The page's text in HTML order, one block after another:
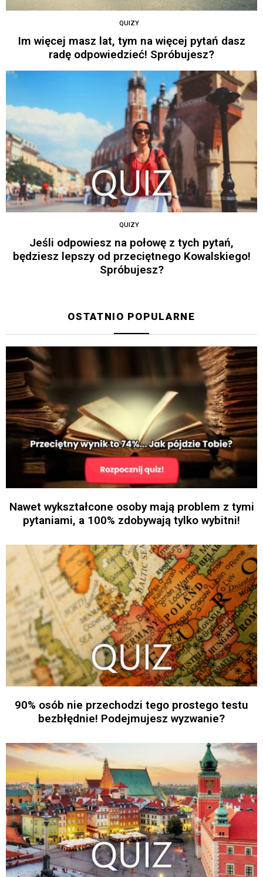
QUIZY
Im więcej masz lat, tym na więcej pytań dasz
radę odpowiedzieć! Spróbujesz?
QUIZY
Jeśli odpowiesz na połowę z tych pytań,
będziesz lepszy od przeciętnego Kowalskiego!
Spróbujesz?
OSTATNIO POPULARNE
Nawet wykształcone osoby mają problem z tymi
pytaniami, a 100% zdobywają tylko wybitni!
90% osób nie przechodzi tego prostego testu
bezbłędnie! Podejmujesz wyzwanie?